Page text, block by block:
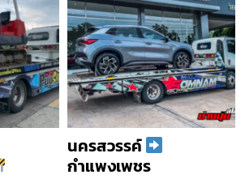
นครสวรรค์
กำแพงเพชร